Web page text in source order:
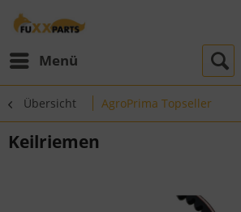
Menü
Übersicht AgroPrima Topseller
Keilriemen